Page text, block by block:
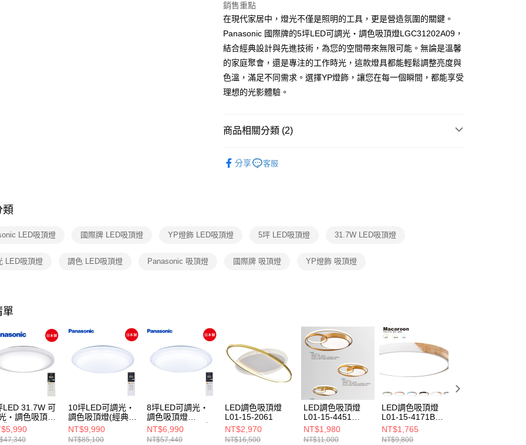
AFTEE先享後付
相關說明
【關於「AFTEE先享後付」】
AFTEE先享後付是「在收到商品之後才付款」的支付方式。 讓您購物簡單
便利好安心！
１．簡單：不需註冊會員、不需綁卡、不需儲值。
２．便利：只要手機號碼，簡訊認證，即可結帳。
３．安心：先確認商品／服務後，再付款。
１．於結帳方式選擇「AFTEE先享後付」後，將跳轉至「AFTEE先享後
３．收到繳費通知簡訊後14天內，點擊此簡訊中的連結，可透過四大超商
／ATM／網路銀行／等多元方式進行付款，方視為交易完成。
付客戶支援中心」https://netprotections.freshdesk.com/support/home
１．透過由恩沛科技股份有限公司提供之「AFTEE先享後付」服務完成之
「AFTEE先享後付」，若未經同意申辦者引起之損失，本公司不負相關責
４．使用「AFTEE先享後付」時，將依據個別帳號之用戶狀況，依本公司
即時審查核予不同之上限額度；若仍有額度不足之情形，本公司將視審查
結果請求用戶進行身份認證。
５．嚴禁一人註冊多個帳號或使用他人資訊註冊。若發現惡意使用之情
形，恩沛科技股份有限公司將有權停止該用戶之使用額度並採取法律行
動。
ATM付款
運送方式
每筆NT$180，滿NT$5,000(含以上)免運費
銷售重點
在現代家居中，燈光不僅是照明的工具，更是營造氛圍的關鍵。
Panasonic 國際牌的5坪LED可調光・調色吸頂燈LGC31202A09，
結合經典設計與先進技術，為您的空間帶來無限可能。無論是溫馨
的家庭聚會，還是專注的工作時光，這款燈具都能輕鬆調整亮度與
色溫，滿足不同需求。選擇YP燈飾，讓您在每一個瞬間，都能享受
理想的光影體驗。
商品相關分類 (2)
分享 客服
類
LED吸頂燈 國際牌 LED吸頂燈 YP燈飾 LED吸頂燈 5坪 LED吸頂燈 31.7W LED吸頂燈
LED吸頂燈 調色 LED吸頂燈 Panasonic 吸頂燈 國際牌 吸頂燈 YP燈飾 吸頂燈
單
LED 31.7W 可
・調色吸頂燈
)
10坪LED可調光・
調色吸頂燈(經典)
LGC81201A09
NT$9,990
NT$85,100
8坪LED可調光・
調色吸頂燈
LGC61201A09(經
典)
NT$6,990
NT$57,440
LED調色吸頂燈
L01-15-2061
NT$2,970
NT$16,500
LED調色吸頂燈
L01-15-4451
4452 4453
NT$1,980
NT$11,000
LED調色吸頂燈
L01-15-4171B
4171
NT$1,765
NT$9,800